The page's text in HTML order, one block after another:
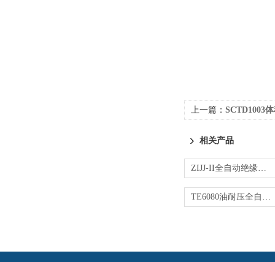
上一篇： SCTD1003
相关产品
ZIJJ-II全自动绝缘油介电强度测试仪
TE6080油耐压全自动测试仪